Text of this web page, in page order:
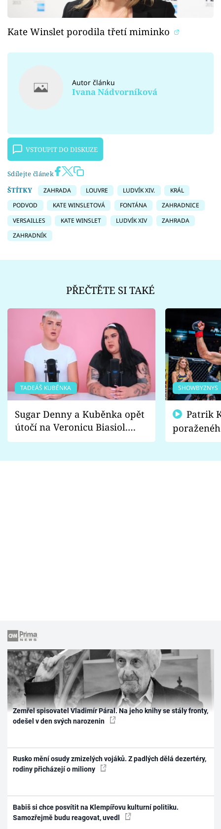
Kate Winslet porodila třetí miminko
Autor článku
Ivana Nádvorníková
VSTOUPIT DO DISKUZE
Sdílejte článek
ŠTÍTKY
ZAHRADA LOUVRE LUDVÍK XIV.
KRÁL
PODVOD
KATE WINSLETOVÁ FONTÁNA
ZAHRADNICE
VERSAILLES
KATE WINSLET LUDVÍK XIV
ZAHRADA
ZAHRADNÍK
PŘEČTĚTE SI TAKÉ
TADEÁŠ KUBĚNKA
Sugar Denny a Kuběnka opět
útočí na Veronicu Biasiol.
Proč je podle nich falešná a
SHOWBYZNYS
fanoušci
Zemřel spisovatel Vladimír Páral. Na jeho knihy se stály fronty,
odešel v den svých narozenin
Rusko mění osudy zmizelých vojáků. Z padlých dělá dezertéry,
rodiny přicházejí o miliony
Babiš si chce posvítit na Klempířovu kulturní politiku.
Samozřejmě budu reagovat, uvedl